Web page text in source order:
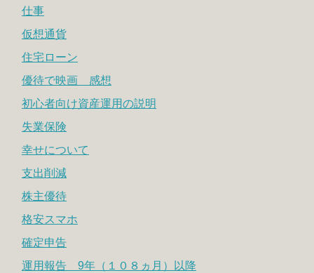
仕事
仮想通貨
住宅ローン
優待で映画 感想
初心者向け資産運用の説明
失業保険
幸せについて
支出削減
株主優待
格安スマホ
確定申告
運用報告 9年（１０８ヵ月）以降